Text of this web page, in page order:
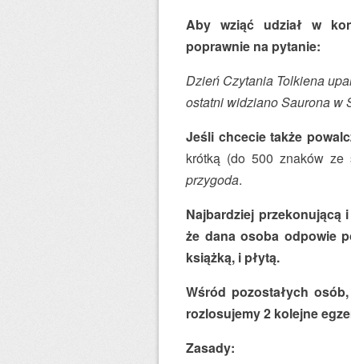
Aby wziąć udział w
poprawnie na pytanie:
Dzień Czytania Tolkiena
ostatni widziano Saurona w
Jeśli chcecie także
krótką (do 500 znaków ze
przygoda.
Najbardziej przekonującą
że dana osoba odpowie
książką, i płytą.
Wśród pozostałych
rozlosujemy 2 kolejne
Zasady: